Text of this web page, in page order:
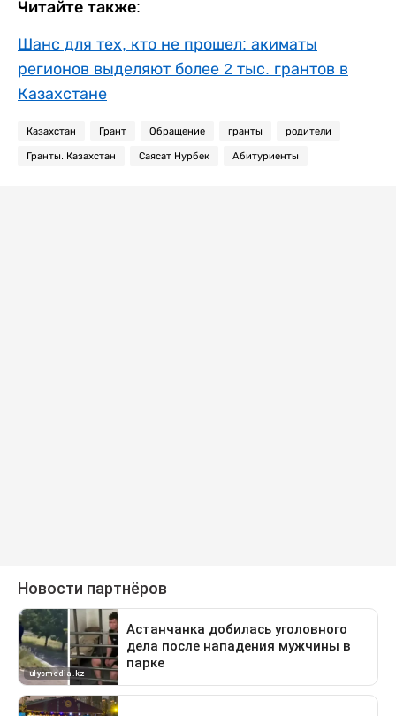
Читайте также:
Шанс для тех, кто не прошел: акиматы
регионов выделяют более 2 тыс. грантов в
Казахстане
Казахстан Грант Обращение гранты родители
Гранты. Казахстан Саясат Нурбек Абитуриенты